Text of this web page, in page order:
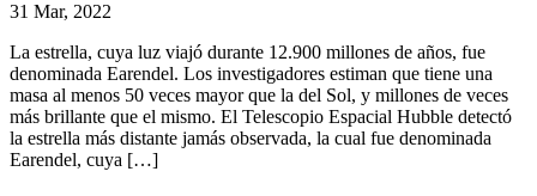
31 Mar, 2022
La estrella, cuya luz viajó durante 12.900 millones de años, fue
denominada Earendel. Los investigadores estiman que tiene una
masa al menos 50 veces mayor que la del Sol, y millones de veces
más brillante que el mismo. El Telescopio Espacial Hubble detectó
la estrella más distante jamás observada, la cual fue denominada
Earendel, cuya […]